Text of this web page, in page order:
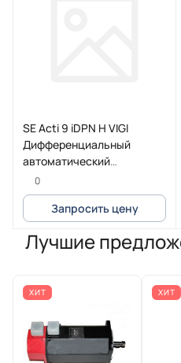
SE Acti 9 iDPN H VIGI
Дифференциальный
автоматический
выключатель 10KA 10A C
30MA A
0
Запросить цену
Лучшие
ХИТ ХИТ